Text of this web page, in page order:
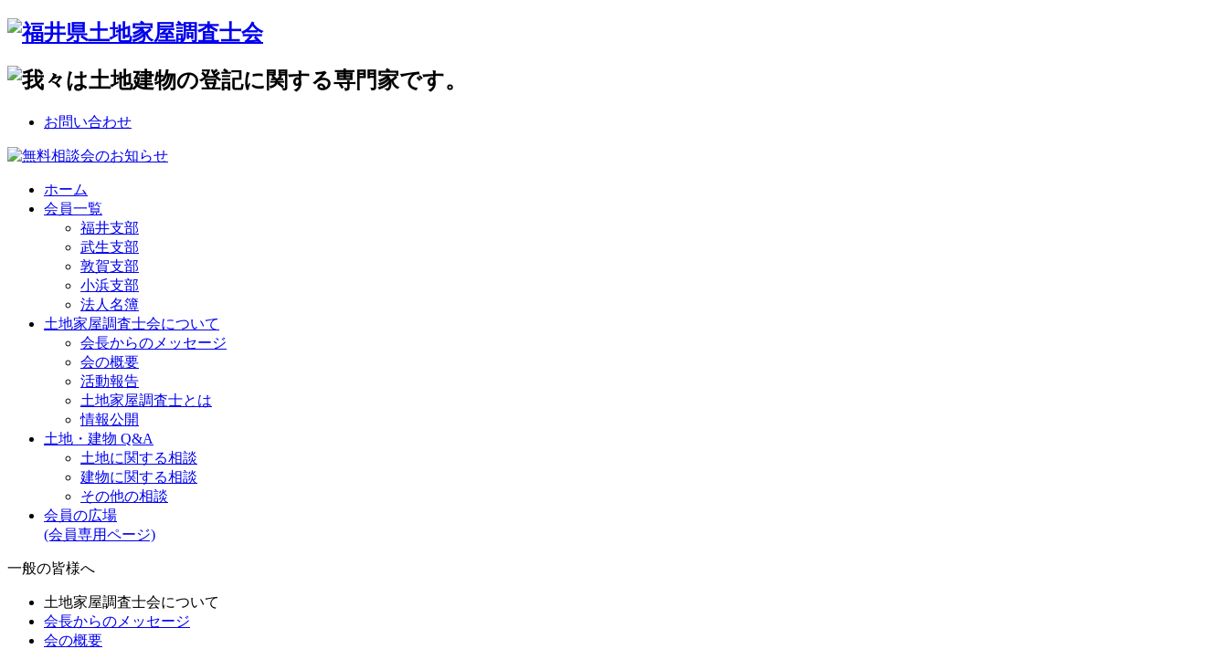
お問い合わせ
ホーム
会員一覧
福井支部
武生支部
敦賀支部
小浜支部
法人名簿
土地家屋調査士会について
会長からのメッセージ
会の概要
活動報告
土地家屋調査士とは
情報公開
土地・建物 Q&A
土地に関する相談
建物に関する相談
その他の相談
会員の広場
(会員専用ページ)
一般の皆様へ
土地家屋調査士会について
会長からのメッセージ
会の概要